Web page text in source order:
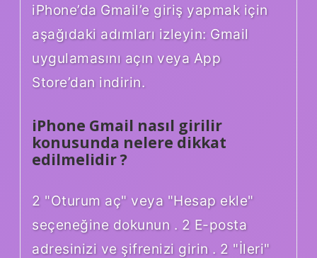
iPhone’da Gmail’e giriş yapmak için
aşağıdaki adımları izleyin: Gmail
uygulamasını açın veya App
Store’dan indirin.
iPhone Gmail nasıl girilir
konusunda nelere dikkat
edilmelidir ?
2 "Oturum aç" veya "Hesap ekle"
seçeneğine dokunun . 2 E-posta
adresinizi ve şifrenizi girin . 2 "İleri"